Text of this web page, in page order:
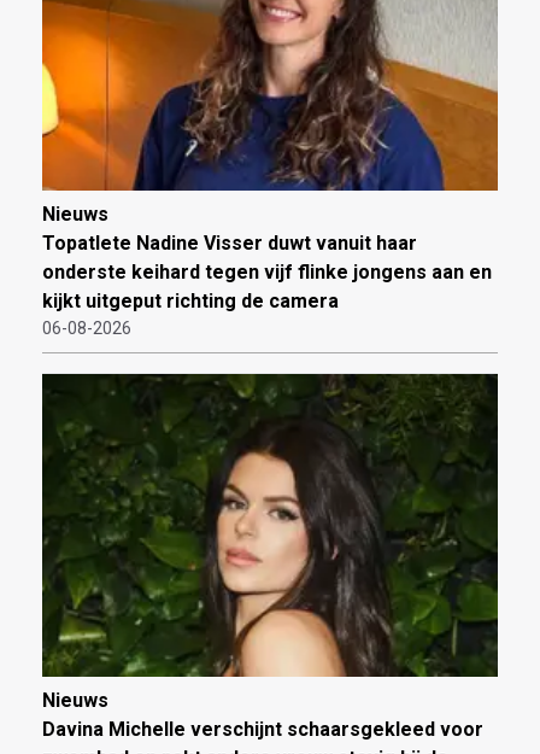
Nieuws
Topatlete Nadine Visser duwt vanuit haar
onderste keihard tegen vijf flinke jongens aan en
kijkt uitgeput richting de camera
06-08-2026
Nieuws
Davina Michelle verschijnt schaarsgekleed voor